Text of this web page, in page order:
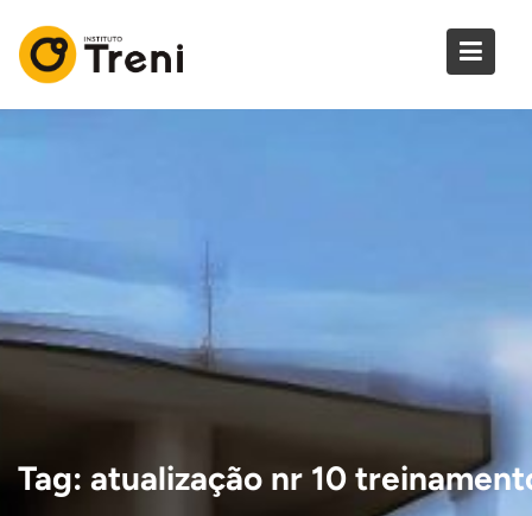
content
Tag: atualização nr 10